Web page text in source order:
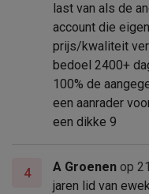
last van als de
account die
prijs/kwaliteit
bedoel 2400+
100% de
een aanrader
een dikke 9
4 A Groenen op
jaren lid van